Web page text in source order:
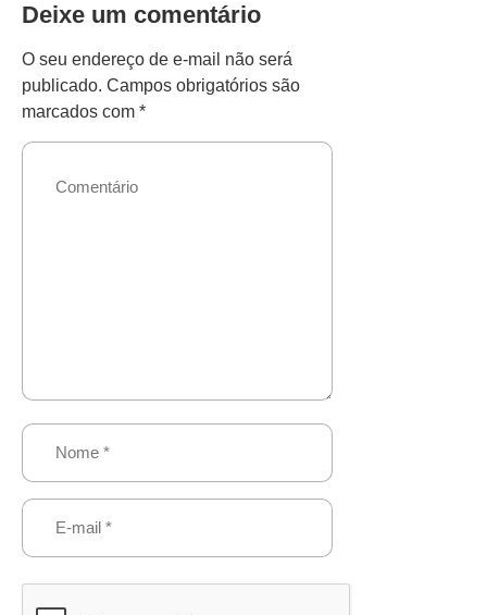
Deixe um comentário
O seu endereço de e-mail não será
publicado. Campos obrigatórios são
marcados com *